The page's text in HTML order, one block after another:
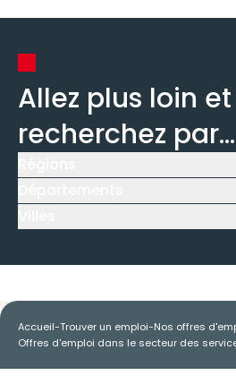
Allez plus loin et
recherchez par...
Accueil-Trouver un emploi-Nos offres
Offres d'emploi dans le secteur des